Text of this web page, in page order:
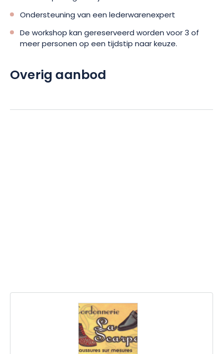
Ondersteuning van een lederwarenexpert
De workshop kan gereserveerd worden voor 3 of
meer personen op een tijdstip naar keuze.
Overig aanbod